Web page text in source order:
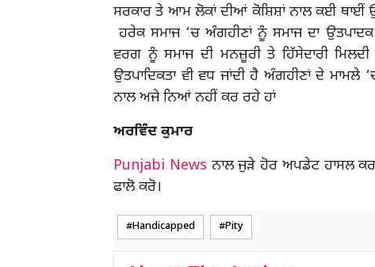
ਸਰਕਾਰ ਤੇ ਆਮ ਲੋਕਾਂ ਦੀਆਂ ਕੋਸ਼ਿਸ਼ਾਂ ਨਾਲ ਕਈ ਥਾਈਂ
ਹਰੇਕ ਸਮਾਜ ‘ਚ ਅੰਗਹੀਣਾਂ ਨੂੰ ਸਮਾਜ ਦਾ
ਵਰਗ ਨੂੰ ਸਮਾਜ ਦੀ ਮਨਜ਼ੂਰੀ ਤੇ ਹਿੱਸੇਦਾਰੀ
ਉਤਪਾਦਿਕਤਾ ਵੀ ਵਧ ਜਾਂਦੀ ਹੈ ਅੰਗਹੀਣਾਂ ਦੇ ਮਾਮਲੇ
ਨਾਲ ਅਜੇ ਨਿਆਂ ਨਹੀਂ ਕਰ ਰਹੇ ਹਾਂ
ਅਰਵਿੰਦ ਕੁਮਾਰ
Punjabi News ਨਾਲ ਜੁੜੇ ਹੋਰ ਅਪਡੇਟ ਹਾਸਲ
ਫਾਲੋ ਕਰੋ।
Handicapped Pity